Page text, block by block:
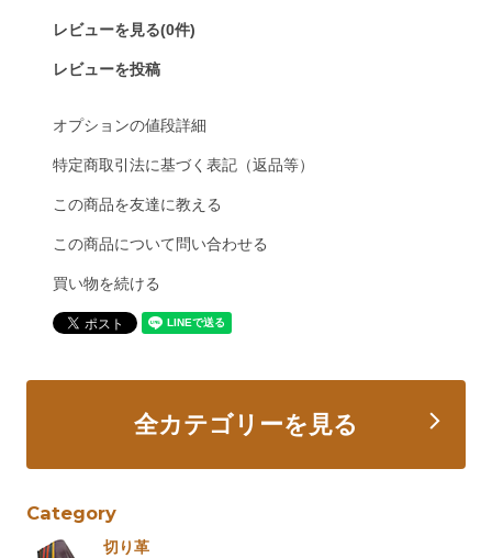
レビューを見る(0件)
レビューを投稿
オプションの値段詳細
特定商取引法に基づく表記（返品等）
この商品を友達に教える
この商品について問い合わせる
買い物を続ける
全カテゴリーを見る
Category
切り革